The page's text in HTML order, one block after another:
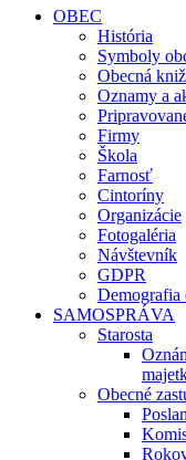
OBEC
História
Symboly
Obecná
Oznamy a
Firmy
Škola
Farnosť
Cintoríny
Organizácie
Fotogaléria
Návštevník
GDPR
Demografia
SAMOSPRÁVA
Starosta
Obecné